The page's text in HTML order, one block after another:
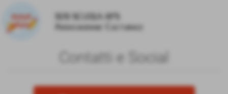
SOS SCUOLA APS
Associazione Culturale
Contatti e Social